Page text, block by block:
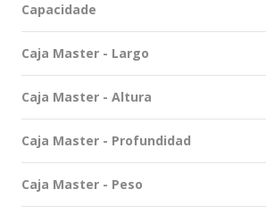
Capacidade
Caja Master - Largo
Caja Master - Altura
Caja Master - Profundidad
Caja Master - Peso